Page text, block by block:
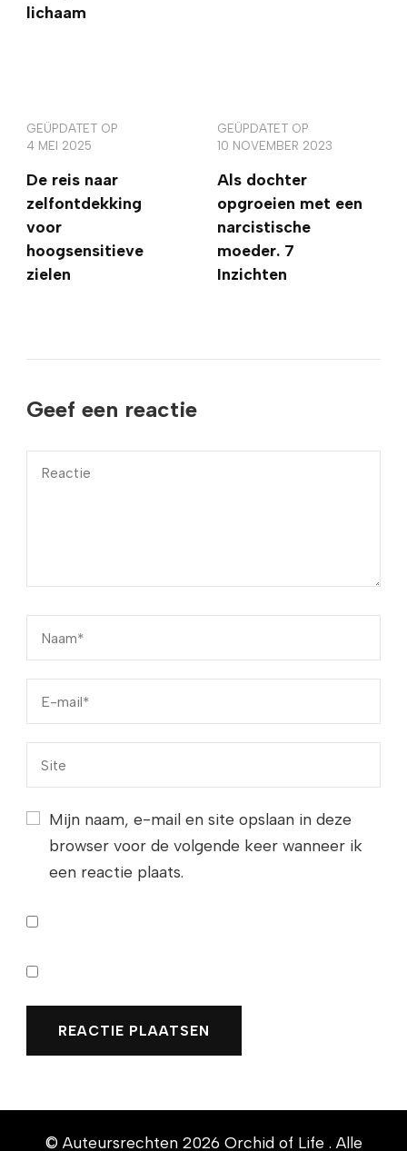
lichaam
GEÜPDATET OP
4 MEI 2025
De reis naar
zelfontdekking
voor
hoogsensitieve
zielen
GEÜPDATET OP
10 NOVEMBER 2023
Als dochter
opgroeien met een
narcistische
moeder. 7
Inzichten
Geef een reactie
Mijn naam, e-mail en site opslaan in deze
browser voor de volgende keer wanneer ik
een reactie plaats.
© Auteursrechten 2026 Orchid of Life . Alle